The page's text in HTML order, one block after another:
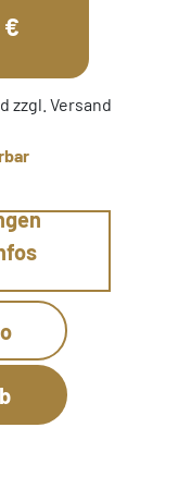
€
zzgl. Versand